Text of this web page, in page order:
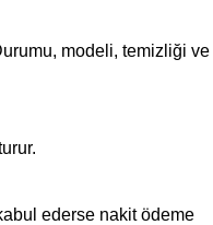
modeli, temizliği ve
ederse nakit ödeme